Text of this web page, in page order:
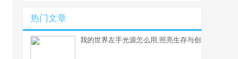
热门文章
我的世界左手光源怎么用,照亮生存与创造之路